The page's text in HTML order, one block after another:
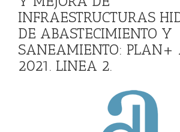
INFRAESTRUCTURAS
DE ABASTECIMIENTO Y
SANEAMIENTO: PLAN+
2021. LINEA 2.